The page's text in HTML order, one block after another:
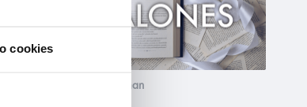
cookies
#anneblankman